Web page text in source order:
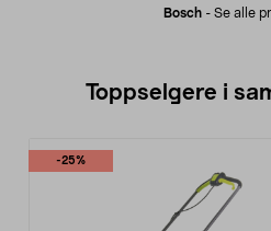
Bosch- Se alle
Toppselgere i
-25%